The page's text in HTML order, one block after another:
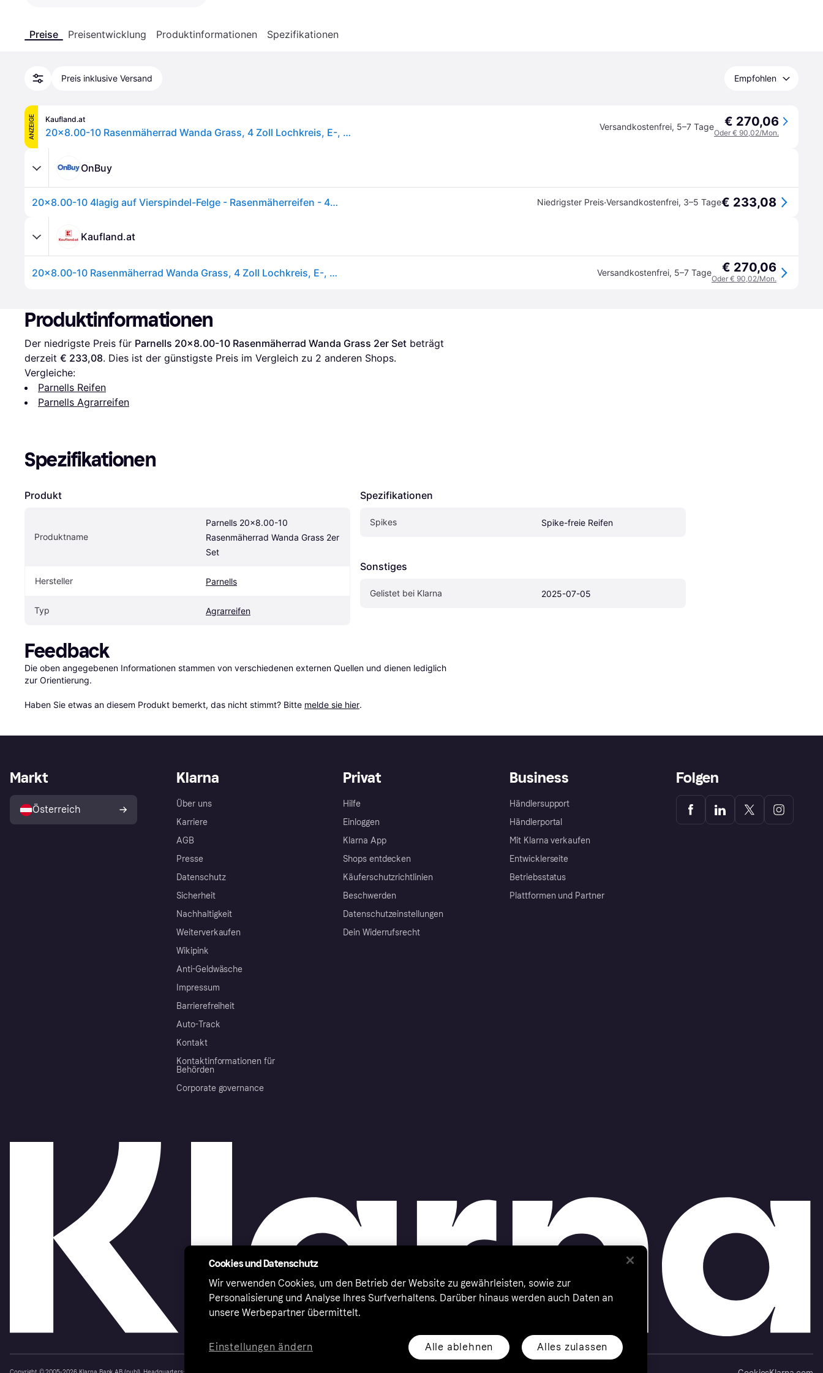
Preise Preisentwicklung Produktinformationen Spezifikationen
Preis inklusive Versand Empfohlen
ANZEIGE Kaufland.at
20x8.00-10 Rasenmäherrad Wanda Grass, 4 Zoll Lochkreis, E-, straßenzugelassen (2er-Set) Versandkostenfrei, 5–7 Tage € 270,06
Oder € 90,02/Mon.
OnBuy
20x8.00-10 4lagig auf Vierspindel-Felge - Rasenmäherreifen - 4 Spikes - 2er Set Niedrigster Preis·Versandkostenfrei, 3–5 Tage€ 233,08
Kaufland.at
20x8.00-10 Rasenmäherrad Wanda Grass, 4 Zoll Lochkreis, E-, straßenzugelassen (2er-Set) Versandkostenfrei, 5–7 Tage € 270,06
Oder € 90,02/Mon.
Produktinformationen
Der niedrigste Preis für Parnells 20x8.00-10 Rasenmäherrad Wanda Grass 2er Set beträgt
derzeit € 233,08. Dies ist der günstigste Preis im Vergleich zu 2 anderen Shops.
Vergleiche:
Parnells Reifen
Parnells Agrarreifen
Spezifikationen
Produkt
Produktname
Parnells 20x8.00-10
Rasenmäherrad Wanda Grass 2er
Set
Hersteller Parnells
Typ Agrarreifen
Spezifikationen
Spikes Spike-freie Reifen
Sonstiges
Gelistet bei Klarna 2025-07-05
Feedback
Die oben angegebenen Informationen stammen von verschiedenen externen Quellen und dienen lediglich
zur Orientierung.
Haben Sie etwas an diesem Produkt bemerkt, das nicht stimmt? Bitte melde sie hier.
Klarna
Über uns
Karriere
AGB
Presse
Datenschutz
Sicherheit
Nachhaltigkeit
Weiterverkaufen
Wikipink
Anti-Geldwäsche
Impressum
Barrierefreiheit
Auto-Track
Kontakt
Kontaktinformationen für
Behörden
Corporate governance
Privat
Hilfe
Einloggen
Klarna App
Shops entdecken
Käuferschutzrichtlinien
Beschwerden
Datenschutzeinstellungen
Dein Widerrufsrecht
Business
Händlersupport
Händlerportal
Mit Klarna verkaufen
Entwicklerseite
Betriebsstatus
Plattformen und Partner
Markt
Österreich
Folgen
Cookies und Datenschutz
Wir verwenden Cookies, um den Betrieb der Website zu gewährleisten, sowie zur
Personalisierung und Analyse Ihres Surfverhaltens. Darüber hinaus werden auch Daten an
unsere Werbepartner übermittelt.
Alle ablehnen Alles zulassen
Einstellungen ändern